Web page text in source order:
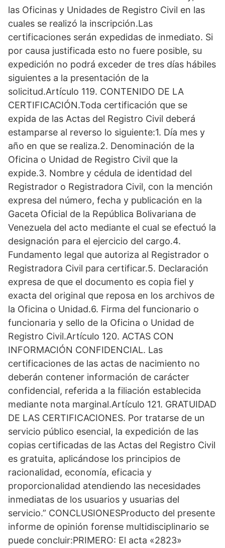
las Oficinas y Unidades de Registro Civil en las
cuales se realizó la inscripción.Las
certificaciones serán expedidas de inmediato. Si
por causa justificada esto no fuere posible, su
expedición no podrá exceder de tres días hábiles
siguientes a la presentación de la
solicitud.Artículo 119. CONTENIDO DE LA
CERTIFICACIÓN.Toda certificación que se
expida de las Actas del Registro Civil deberá
estamparse al reverso lo siguiente:1. Día mes y
año en que se realiza.2. Denominación de la
Oficina o Unidad de Registro Civil que la
expide.3. Nombre y cédula de identidad del
Registrador o Registradora Civil, con la mención
expresa del número, fecha y publicación en la
Gaceta Oficial de la República Bolivariana de
Venezuela del acto mediante el cual se efectuó la
designación para el ejercicio del cargo.4.
Fundamento legal que autoriza al Registrador o
Registradora Civil para certificar.5. Declaración
expresa de que el documento es copia fiel y
exacta del original que reposa en los archivos de
la Oficina o Unidad.6. Firma del funcionario o
funcionaria y sello de la Oficina o Unidad de
Registro Civil.Artículo 120. ACTAS CON
INFORMACIÓN CONFIDENCIAL. Las
certificaciones de las actas de nacimiento no
deberán contener información de carácter
confidencial, referida a la filiación establecida
mediante nota marginal.Artículo 121. GRATUIDAD
DE LAS CERTIFICACIONES. Por tratarse de un
servicio público esencial, la expedición de las
copias certificadas de las Actas del Registro Civil
es gratuita, aplicándose los principios de
racionalidad, economía, eficacia y
proporcionalidad atendiendo las necesidades
inmediatas de los usuarios y usuarias del
servicio.” CONCLUSIONESProducto del presente
informe de opinión forense multidisciplinario se
puede concluir:PRIMERO: El acta «2823»